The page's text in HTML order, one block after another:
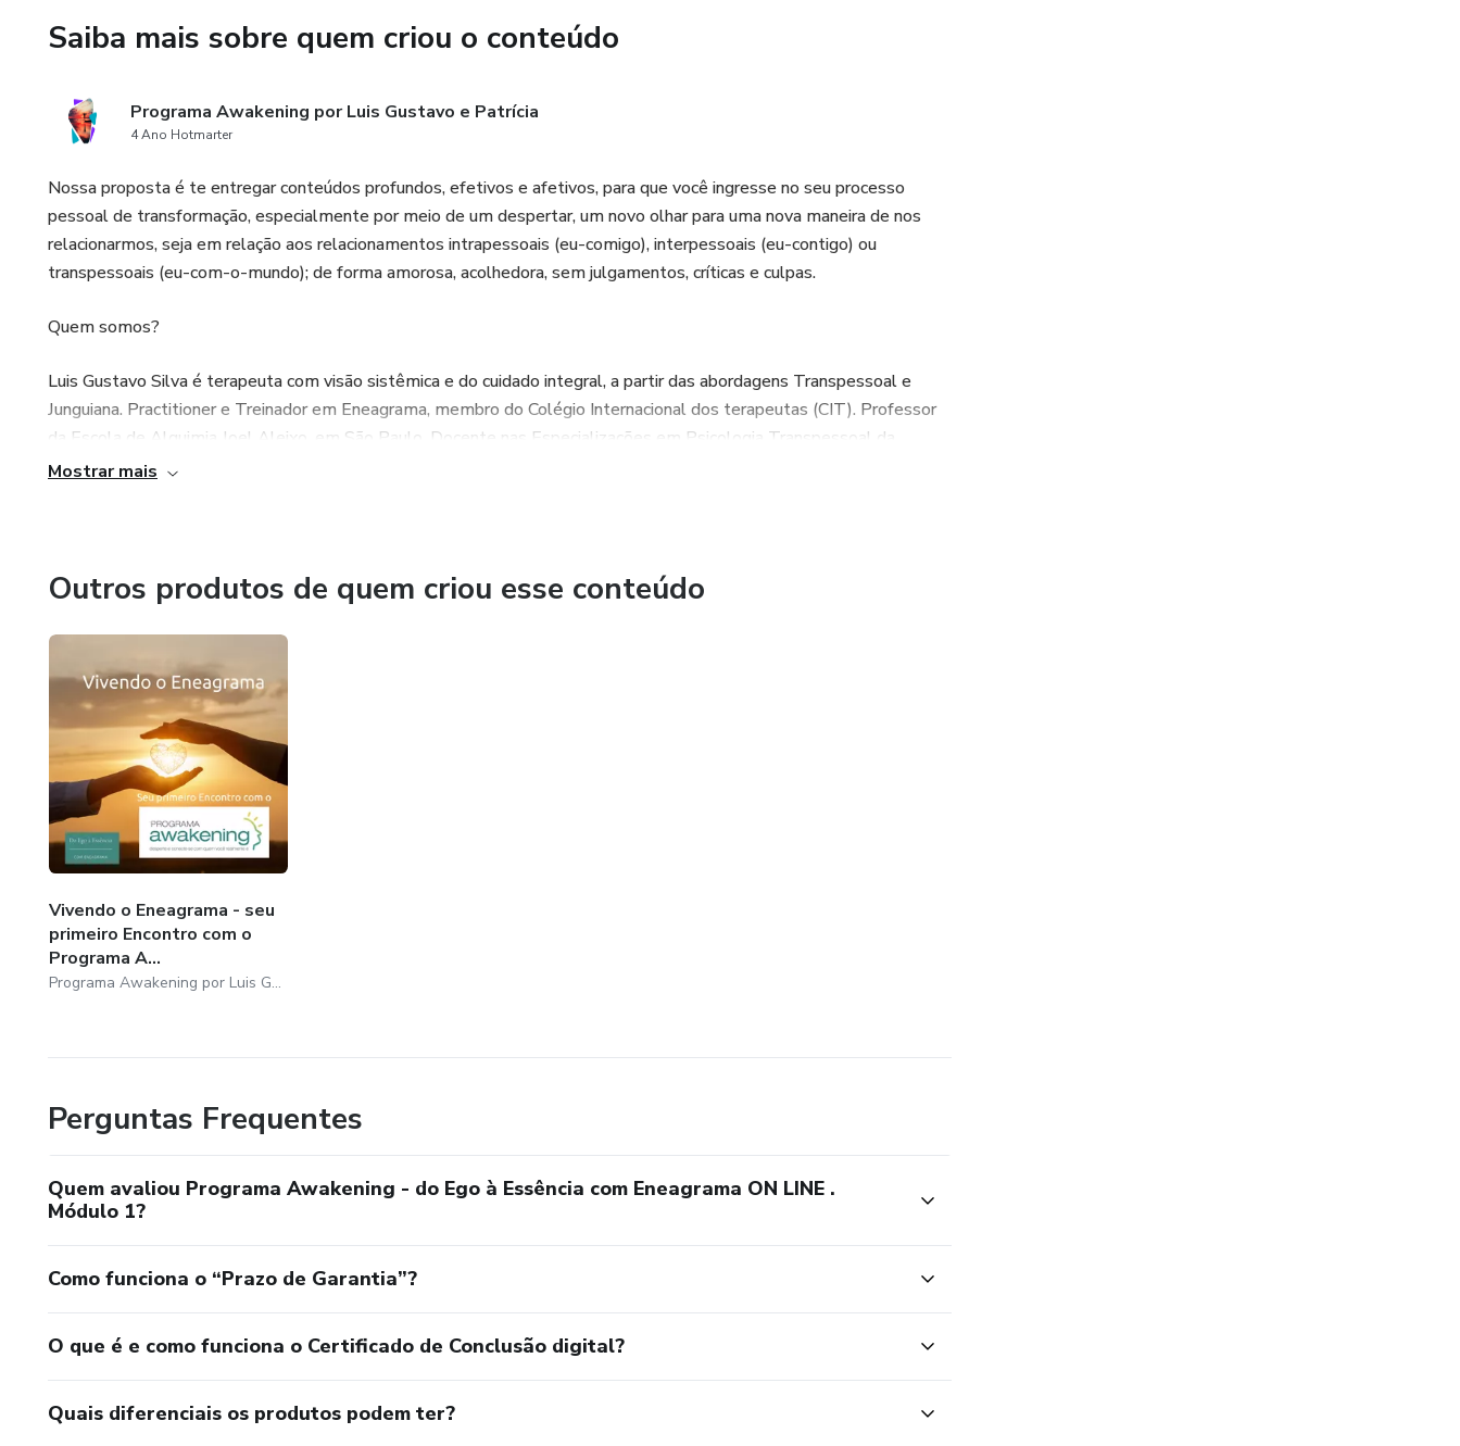
CLAREZA COMO TALVEZ VOCÊ NUNCA TENHA TIDO SOBRE QUEM É VOCÊ, A PARTIR DO SEU EGO ATÉ A
3. VOCÊ CONHECERÁ, DE FORMA MAIS PROFUNDA, ASPECTOS DA SUA CRIANÇA FERIDA, E OS CAMINHOS
PARA INGRESSAR NO PROCESSO DE SUA CURA, O QUE TE POSSIBILITARÁ ENFRENTAR OS MEDOS E
DESAFIOS QUE SURGEM NA BUSCA DA MELHOR VERSÃO DOS SEUS RELACIONAMENTOS.
Saiba mais sobre quem criou o conteúdo
Programa Awakening por Luis Gustavo e Patrícia
4 Ano Hotmarter
Nossa proposta é te entregar conteúdos profundos, efetivos e afetivos, para que você ingresse no seu processo
pessoal de transformação, especialmente por meio de um despertar, um novo olhar para uma nova maneira de nos
relacionarmos, seja em relação aos relacionamentos intrapessoais (eu-comigo), interpessoais (eu-contigo) ou
transpessoais (eu-com-o-mundo); de forma amorosa, acolhedora, sem julgamentos, críticas e culpas.
Quem somos?
Luis Gustavo Silva é terapeuta com visão sistêmica e do cuidado integral, a partir das abordagens Transpessoal e
Junguiana. Practitioner e Treinador em Eneagrama, membro do Colégio Internacional dos terapeutas (CIT). Professor
da Escola de Alquimia Joel Aleixo, em São Paulo. Docente nas Especializações em Psicologia Transpessoal da
Universidade Internacional da Paz (UNIPAZ), nas cidades de Curitiba e Joinville.
Mostrar mais
Outros produtos de quem criou esse conteúdo
Vivendo o Eneagrama - seu
primeiro Encontro com o
Programa A...
Programa Awakening por Luis Gustavo e Patrícia
Perguntas Frequentes
Quem avaliou Programa Awakening - do Ego à Essência com Eneagrama ON LINE .
Módulo 1?
Como funciona o “Prazo de Garantia”?
O que é e como funciona o Certificado de Conclusão digital?
Quais diferenciais os produtos podem ter?